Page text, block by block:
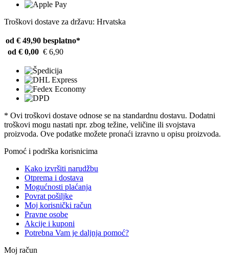
Troškovi dostave za državu: Hrvatska
od € 49,90 besplatno*
od € 0,00 € 6,90
* Ovi troškovi dostave odnose se na standardnu ​​dostavu. Dodatni
troškovi mogu nastati npr. zbog težine, veličine ili svojstava
proizvoda. Ove podatke možete pronaći izravno u opisu proizvoda.
Pomoć i podrška korisnicima
Kako izvršiti narudžbu
Otprema i dostava
Mogućnosti plaćanja
Povrat pošiljke
Moj korisnički račun
Pravne osobe
Akcije i kuponi
Potrebna Vam je daljnja pomoć?
Moj račun